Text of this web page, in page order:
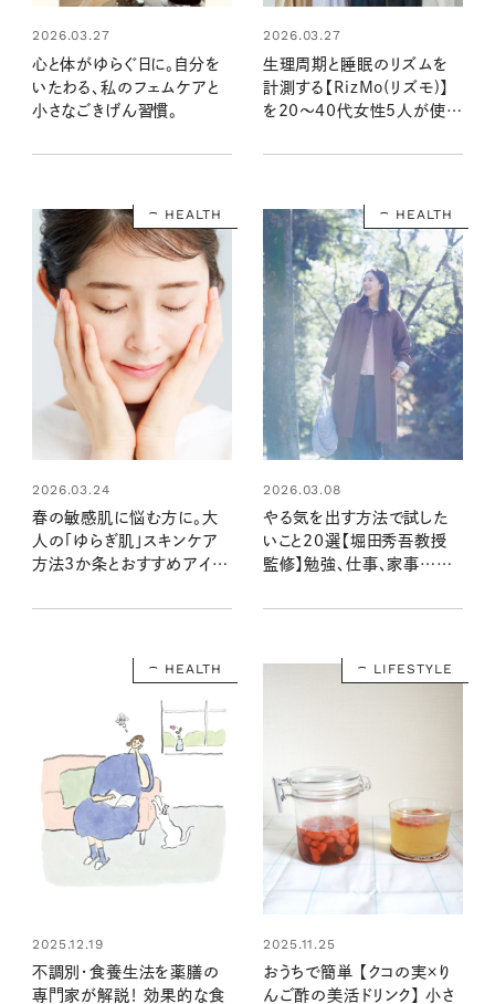
2026.03.27
心と体がゆらぐ日に。自分を
いたわる、私のフェムケアと
小さなごきげん習慣。
2026.03.27
生理周期と睡眠のリズムを
計測する【RizMo(リズモ)】
を20～40代女性5人が使っ
が！
HEALTH
2026.03.24
春の敏感肌に悩む方に。大
人の「ゆらぎ肌」スキンケア
方法3か条とおすすめアイテ
HEALTH
2026.03.08
やる気を出す方法で試した
いこと20選【堀田秀吾教授
監修】勉強、仕事、家事…や
ションの上げ方
HEALTH
2025.12.19
不調別・食養生法を薬膳の
専門家が解説！ 効果的な食
LIFESTYLE
2025.11.25
おうちで簡単 【クコの実×り
んご酢の美活ドリンク】 小さ